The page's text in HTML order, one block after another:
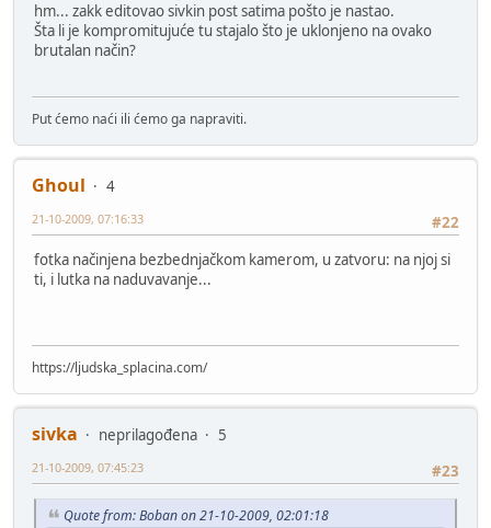
hm... zakk editovao sivkin post satima pošto je nastao.
Šta li je kompromitujuće tu stajalo što je uklonjeno na ovako
brutalan način?
Put ćemo naći ili ćemo ga napraviti.
Ghoul
4
#22
21-10-2009, 07:16:33
fotka načinjena bezbednjačkom kamerom, u zatvoru: na njoj si
ti, i lutka na naduvavanje...
https://ljudska_splacina.com/
sivka neprilagođena
5
#23
21-10-2009, 07:45:23
Quote from: Boban on 21-10-2009, 02:01:18